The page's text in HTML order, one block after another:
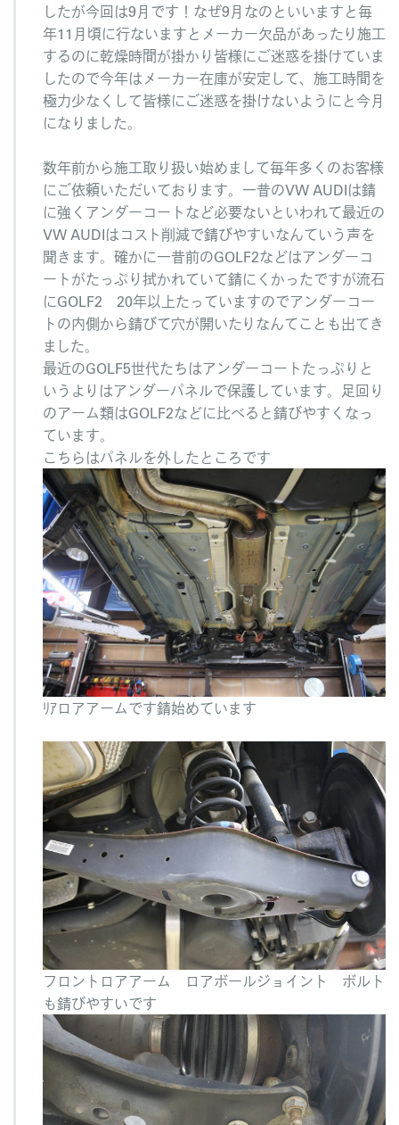
したが今回は9月です！なぜ9月なのといいますと毎
年11月頃に行ないますとメーカー欠品があったり施工
するのに乾燥時間が掛かり皆様にご迷惑を掛けていま
したので今年はメーカー在庫が安定して、施工時間を
極力少なくして皆様にご迷惑を掛けないようにと今月
になりました。
数年前から施工取り扱い始めまして毎年多くのお客様
にご依頼いただいております。一昔のVW AUDIは錆
に強くアンダーコートなど必要ないといわれて最近の
VW AUDIはコスト削減で錆びやすいなんていう声を
聞きます。確かに一昔前のGOLF2などはアンダーコ
ートがたっぷり拭かれていて錆にくかったですが流石
にGOLF2 20年以上たっていますのでアンダーコー
トの内側から錆びて穴が開いたりなんてことも出てき
ました。
最近のGOLF5世代たちはアンダーコートたっぷりと
いうよりはアンダーパネルで保護しています。足回り
のアーム類はGOLF2などに比べると錆びやすくなっ
ています。
こちらはパネルを外したところです
ﾘｱロアアームです錆始めています
フロントロアアーム ロアボールジョイント ボルト
も錆びやすいです